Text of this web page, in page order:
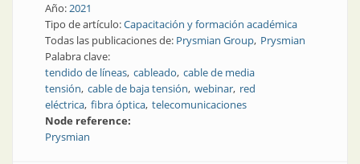
Año:2021
Tipo de artículo:Capacitación y formación académica
Todas las publicaciones de: Prysmian Group Prysmian
Palabra clave:
tendido de líneas cableado cable de media
tensión cable de baja tensión webinar red
eléctrica fibra óptica telecomunicaciones
Node reference:
Prysmian